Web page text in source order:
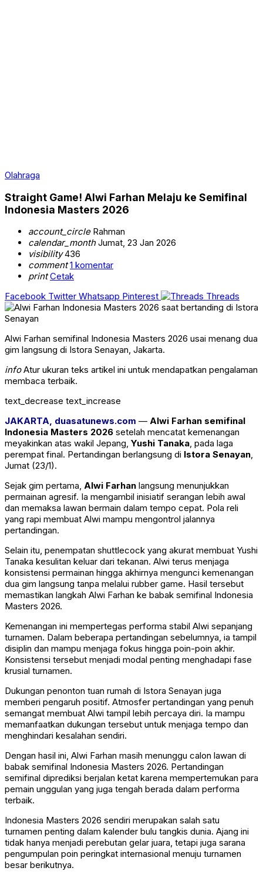
Olahraga
Straight Game! Alwi Farhan Melaju ke Semifinal
Indonesia Masters 2026
account_circleRahman
calendar_monthJumat, 23 Jan 2026
visibility436
comment 1 komentar
print Cetak
Facebook Twitter Whatsapp Pinterest Threads
Alwi Farhan semifinal Indonesia Masters 2026 usai menang dua
gim langsung di Istora Senayan, Jakarta.
infoAtur ukuran teks artikel ini untuk mendapatkan pengalaman
membaca terbaik.
text_decrease text_increase
JAKARTA, duasatunews.com — Alwi Farhan semifinal
Indonesia Masters 2026 setelah mencatat kemenangan
meyakinkan atas wakil Jepang, Yushi Tanaka, pada laga
perempat final. Pertandingan berlangsung di Istora Senayan,
Jumat (23/1).
Sejak gim pertama, Alwi Farhan langsung menunjukkan
permainan agresif. Ia mengambil inisiatif serangan lebih awal
dan memaksa lawan bermain dalam tempo cepat. Pola reli
yang rapi membuat Alwi mampu mengontrol jalannya
pertandingan.
Selain itu, penempatan shuttlecock yang akurat membuat Yushi
Tanaka kesulitan keluar dari tekanan. Alwi terus menjaga
konsistensi permainan hingga akhirnya mengunci kemenangan
dua gim langsung tanpa melalui rubber game. Hasil tersebut
memastikan langkah Alwi Farhan ke babak semifinal Indonesia
Masters 2026.
Kemenangan ini mempertegas performa stabil Alwi sepanjang
turnamen. Dalam beberapa pertandingan sebelumnya, ia tampil
disiplin dan mampu menjaga fokus hingga poin-poin akhir.
Konsistensi tersebut menjadi modal penting menghadapi fase
krusial turnamen.
Dukungan penonton tuan rumah di Istora Senayan juga
memberi pengaruh positif. Atmosfer pertandingan yang penuh
semangat membuat Alwi tampil lebih percaya diri. Ia mampu
memanfaatkan dukungan tersebut untuk menjaga tempo dan
menghindari kesalahan sendiri.
Dengan hasil ini, Alwi Farhan masih menunggu calon lawan di
babak semifinal Indonesia Masters 2026. Pertandingan
semifinal diprediksi berjalan ketat karena mempertemukan para
pemain unggulan yang juga tengah berada dalam performa
terbaik.
Indonesia Masters 2026 sendiri merupakan salah satu
turnamen penting dalam kalender bulu tangkis dunia. Ajang ini
tidak hanya menjadi perebutan gelar juara, tetapi juga sarana
pengumpulan poin peringkat internasional menuju turnamen
besar berikutnya.